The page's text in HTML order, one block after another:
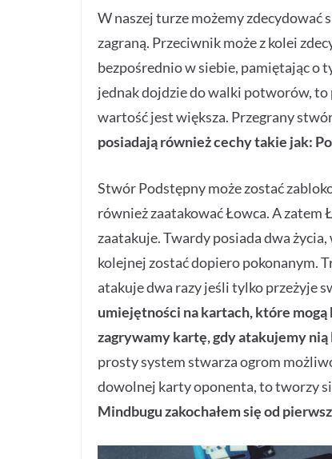
W naszej turze możemy zdecydować
zagraną. Przeciwnik może z kolei
bezpośrednio w siebie, pamiętając o
jednak dojdzie do walki potworów,
wartość jest większa. Przegrany
posiadają również cechy takie jak:
Stwór Podstępny może zostać
również zaatakować Łowca. A zatem
zaatakuje. Twardy posiada dwa
kolejnej zostać dopiero pokonanym.
atakuje dwa razy jeśli tylko przeżyje
umiejętności na kartach, które
zagrywamy kartę, gdy atakujemy
prosty system stwarza ogrom
dowolnej karty oponenta, to tworzy
Mindbugu zakochałem się od